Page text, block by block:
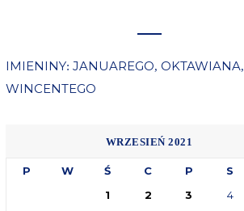
IMIENINY: JANUAREGO, OKTAWIANA,
WINCENTEGO
WRZESIEŃ 2021
P W Ś C P S
1
2 3 4